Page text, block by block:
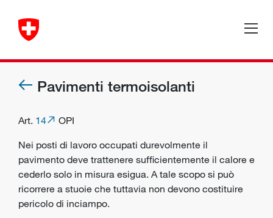
Pavimenti termoisolanti
Art. 14
OPI
Nei posti di lavoro occupati durevolmente il
pavimento deve trattenere sufficientemente il calore e
cederlo solo in misura esigua. A tale scopo si può
ricorrere a stuoie che tuttavia non devono costituire
pericolo di inciampo.